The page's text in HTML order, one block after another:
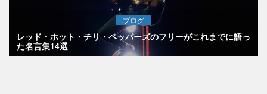
ブログ
レッド・ホット・チリ・ペッパーズのフリーがこれまでに語っ
た名言集14選